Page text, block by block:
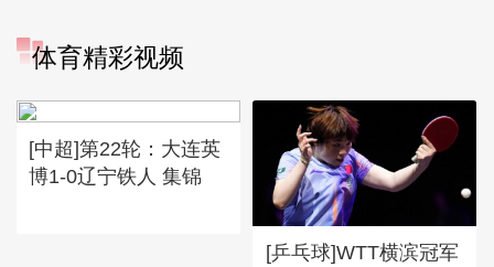
体育精彩视频
[中超]第22轮：大连英
博1-0辽宁铁人 集锦
[乒乓球]WTT横滨冠军